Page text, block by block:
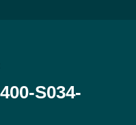
S034-